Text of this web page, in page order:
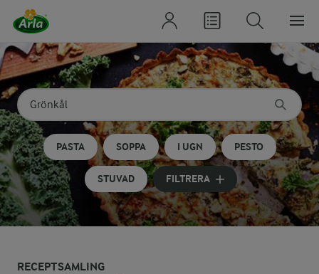
Sök på kategori eller ingrediens
Skriv in sökord för att få förslag
PASTA SOPPA I UGN PESTO
STUVAD FILTRERA
RECEPTSAMLING